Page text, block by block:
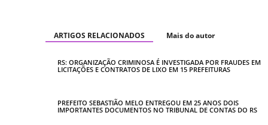
ARTIGOS RELACIONADOS Mais do autor
RS: ORGANIZAÇÃO CRIMINOSA É INVESTIGADA POR FRAUDES EM
LICITAÇÕES E CONTRATOS DE LIXO EM 15 PREFEITURAS
PREFEITO SEBASTIÃO MELO ENTREGOU EM 25 ANOS DOIS
IMPORTANTES DOCUMENTOS NO TRIBUNAL DE CONTAS DO RS